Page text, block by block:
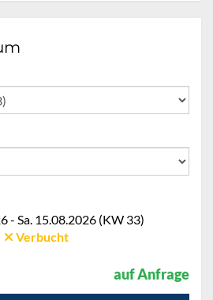
- Sa. 15.08.2026 (KW 33)
Verbucht
auf Anfrage